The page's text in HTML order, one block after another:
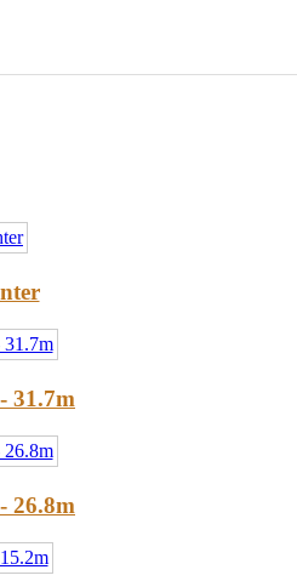
31.7m
26.8m